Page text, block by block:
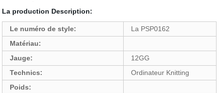
La production Description:
Le numéro de style:
La PSP0162
Matériau:
Jauge:
12GG
Technics:
Ordinateur Knitting
Poids: